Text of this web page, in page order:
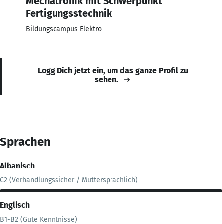
Fertigungsstechnik
Bildungscampus Elektro
Logg Dich jetzt ein, um das ganze Profil zu
sehen.
Sprachen
Albanisch
C2 (Verhandlungssicher / Muttersprachlich)
Englisch
B1-B2 (Gute Kenntnisse)